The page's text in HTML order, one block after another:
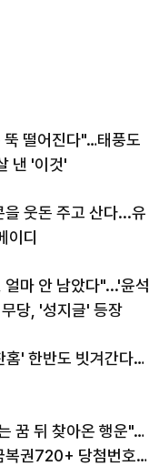
뚝 떨어진다"…태풍도
낸 '이것'
을 웃돈 주고 산다...유
이디
마 안 남았다"...'윤석
당, '성지글' 등장
홈' 한반도 빗겨간다…
꿈 뒤 찾아온 행운"…
권720+ 당첨번호조